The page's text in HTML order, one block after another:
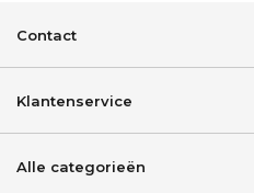
Contact
Klantenservice
Alle categorieën